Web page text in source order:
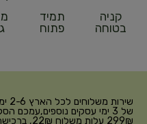
קניה
בטוחה
תמיד
פתוח
של 3 ימי עסקים